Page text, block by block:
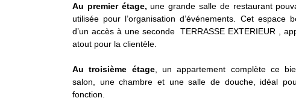
Au premier étage, une grande salle de restaurant
utilisée pour l’organisation d’événements. Cet espace
d’un accès à une seconde TERRASSE EXTERIEUR ,
atout pour la clientèle.
Au troisième étage, un appartement complète ce
salon, une chambre et une salle de douche, idéal
fonction.